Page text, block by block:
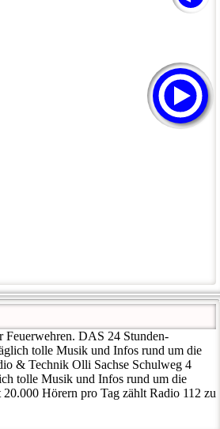
Feuerwehren. DAS 24 Stunden-
tolle Musik und Infos rund um die
& Technik Olli Sachse Schulweg 4
tolle Musik und Infos rund um die
Hörern pro Tag zählt Radio 112 zu